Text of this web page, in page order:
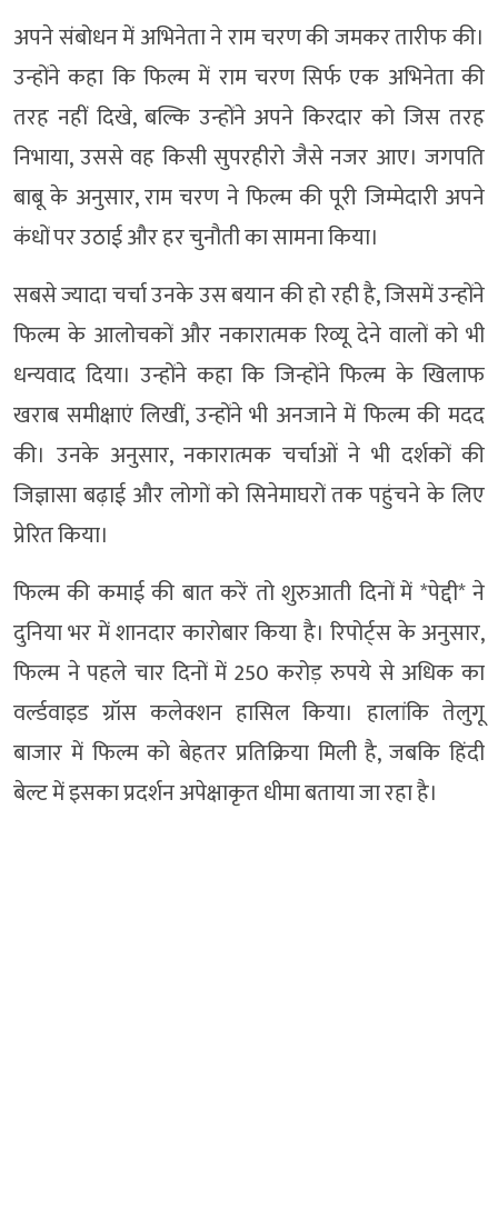
अपने संबोधन में अभिनेता ने राम चरण की जमकर तारीफ की।
उन्होंने कहा कि फिल्म में राम चरण सिर्फ एक अभिनेता की
तरह नहीं दिखे, बल्कि उन्होंने अपने किरदार को जिस तरह
निभाया, उससे वह किसी सुपरहीरो जैसे नजर आए। जगपति
बाबू के अनुसार, राम चरण ने फिल्म की पूरी जिम्मेदारी अपने
कंधों पर उठाई और हर चुनौती का सामना किया।
सबसे ज्यादा चर्चा उनके उस बयान की हो रही है, जिसमें उन्होंने
फिल्म के आलोचकों और नकारात्मक रिव्यू देने वालों को भी
धन्यवाद दिया। उन्होंने कहा कि जिन्होंने फिल्म के खिलाफ
खराब समीक्षाएं लिखीं, उन्होंने भी अनजाने में फिल्म की मदद
की। उनके अनुसार, नकारात्मक चर्चाओं ने भी दर्शकों की
जिज्ञासा बढ़ाई और लोगों को सिनेमाघरों तक पहुंचने के लिए
प्रेरित किया।
फिल्म की कमाई की बात करें तो शुरुआती दिनों में *पेद्दी* ने
दुनिया भर में शानदार कारोबार किया है। रिपोर्ट्स के अनुसार,
फिल्म ने पहले चार दिनों में 250 करोड़ रुपये से अधिक का
वर्ल्डवाइड ग्रॉस कलेक्शन हासिल किया। हालांकि तेलुगू
बाजार में फिल्म को बेहतर प्रतिक्रिया मिली है, जबकि हिंदी
बेल्ट में इसका प्रदर्शन अपेक्षाकृत धीमा बताया जा रहा है।